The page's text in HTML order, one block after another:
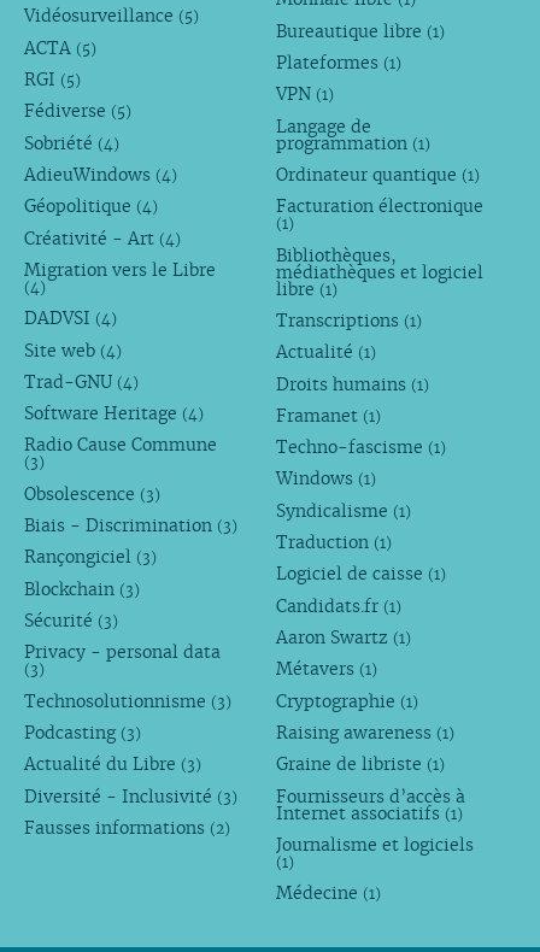
Vidéosurveillance (5)
ACTA (5)
RGI (5)
Fédiverse (5)
Sobriété (4)
AdieuWindows (4)
Géopolitique (4)
Créativité - Art (4)
Migration vers le Libre
(4)
DADVSI (4)
Site web (4)
Trad-GNU (4)
Software Heritage (4)
Radio Cause Commune
(3)
Obsolescence (3)
Biais - Discrimination (3)
Rançongiciel (3)
Blockchain (3)
Sécurité (3)
Privacy - personal data
(3)
Technosolutionnisme (3)
Podcasting (3)
Actualité du Libre (3)
Diversité - Inclusivité (3)
Fausses informations (2)
Bureautique libre (1)
Plateformes (1)
VPN (1)
Langage de
programmation (1)
Ordinateur quantique (1)
Facturation électronique
(1)
Bibliothèques,
médiathèques et logiciel
libre (1)
Transcriptions (1)
Actualité (1)
Droits humains (1)
Framanet (1)
Techno-fascisme (1)
Windows (1)
Syndicalisme (1)
Traduction (1)
Logiciel de caisse (1)
Candidats.fr (1)
Aaron Swartz (1)
Métavers (1)
Cryptographie (1)
Raising awareness (1)
Graine de libriste (1)
Fournisseurs d’accès à
Internet associatifs (1)
Journalisme et logiciels
(1)
Médecine (1)